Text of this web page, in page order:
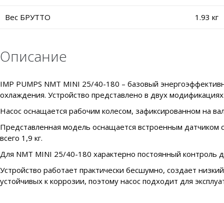
Вес БРУТТО 1.93 кг
Описание
IMP PUMPS NMT MINI 25/40-180 – базовый
охлаждения. Устройство представлено в двух
Насос оснащается рабочим колесом, зафиксированном на
Представленная модель оснащается встроенным датчиком
всего 1,9 кг.
Для NMT MINI 25/40-180 характерно постоянный контроль
Устройство работает практически бесшумно, создает
устойчивых к коррозии, поэтому насос подходит для